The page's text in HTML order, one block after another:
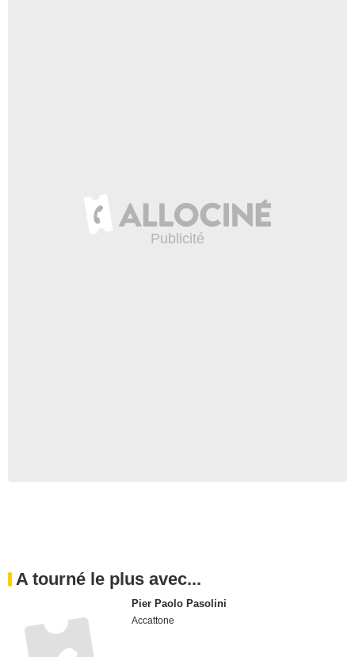
A tourné le plus avec...
Pier Paolo Pasolini
Accattone